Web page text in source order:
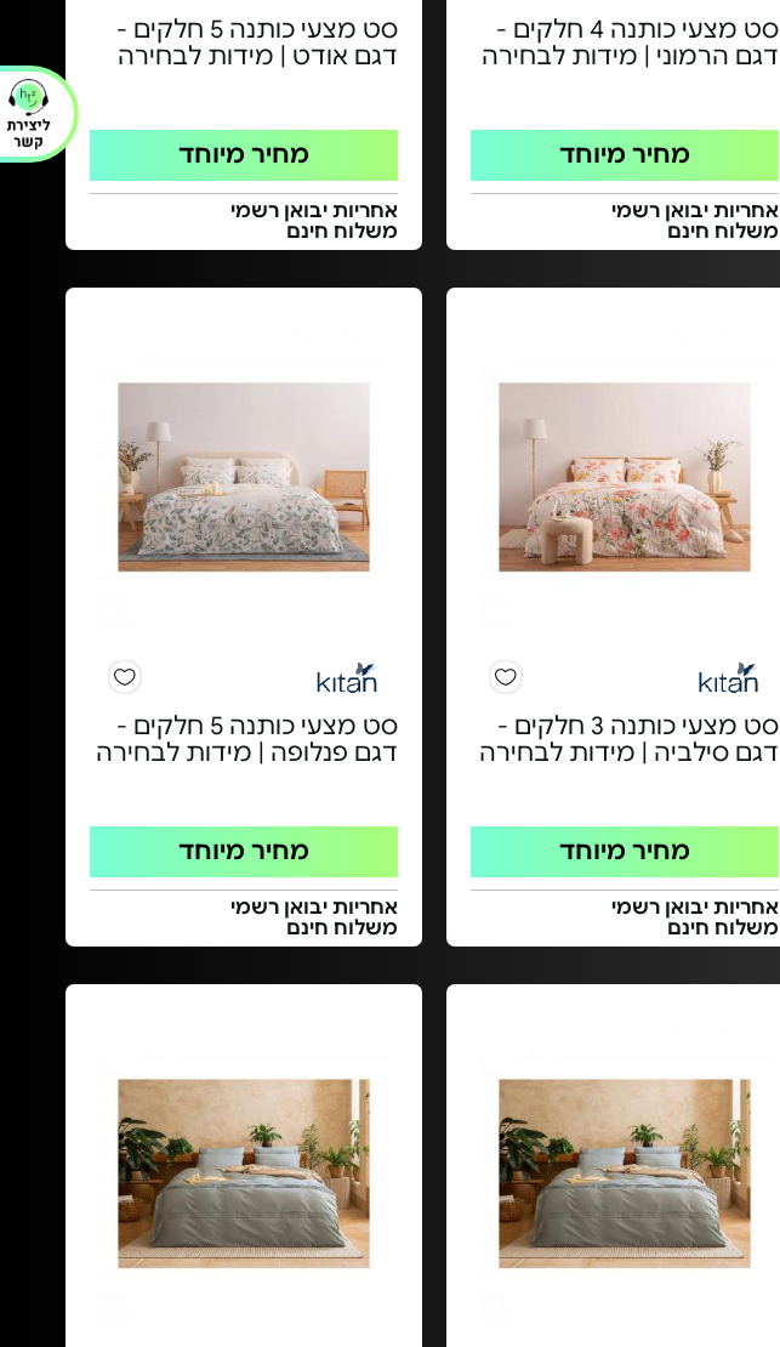
סט מצעי כותנה 4 חלקים -
דגם הרמוני | מידות לבחירה
מחיר מיוחד
אחריות יבואן רשמי
משלוח חינם
סט מצעי כותנה 5 חלקים -
דגם אודט | מידות לבחירה
מחיר מיוחד
אחריות יבואן רשמי
משלוח חינם
סט מצעי כותנה 3 חלקים -
דגם סילביה | מידות לבחירה
מחיר מיוחד
אחריות יבואן רשמי
משלוח חינם
סט מצעי כותנה 5 חלקים -
דגם פנלופה | מידות לבחירה
מחיר מיוחד
אחריות יבואן רשמי
משלוח חינם